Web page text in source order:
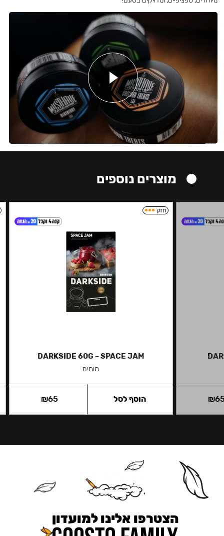
מוצרים נוספים
₪
חזק
DARKSIDE 60G – SPACE JAM
תותים
₪65 הוסף לסל
הצטרפו אלינו למועדון